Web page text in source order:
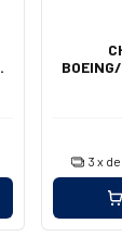
3 x de